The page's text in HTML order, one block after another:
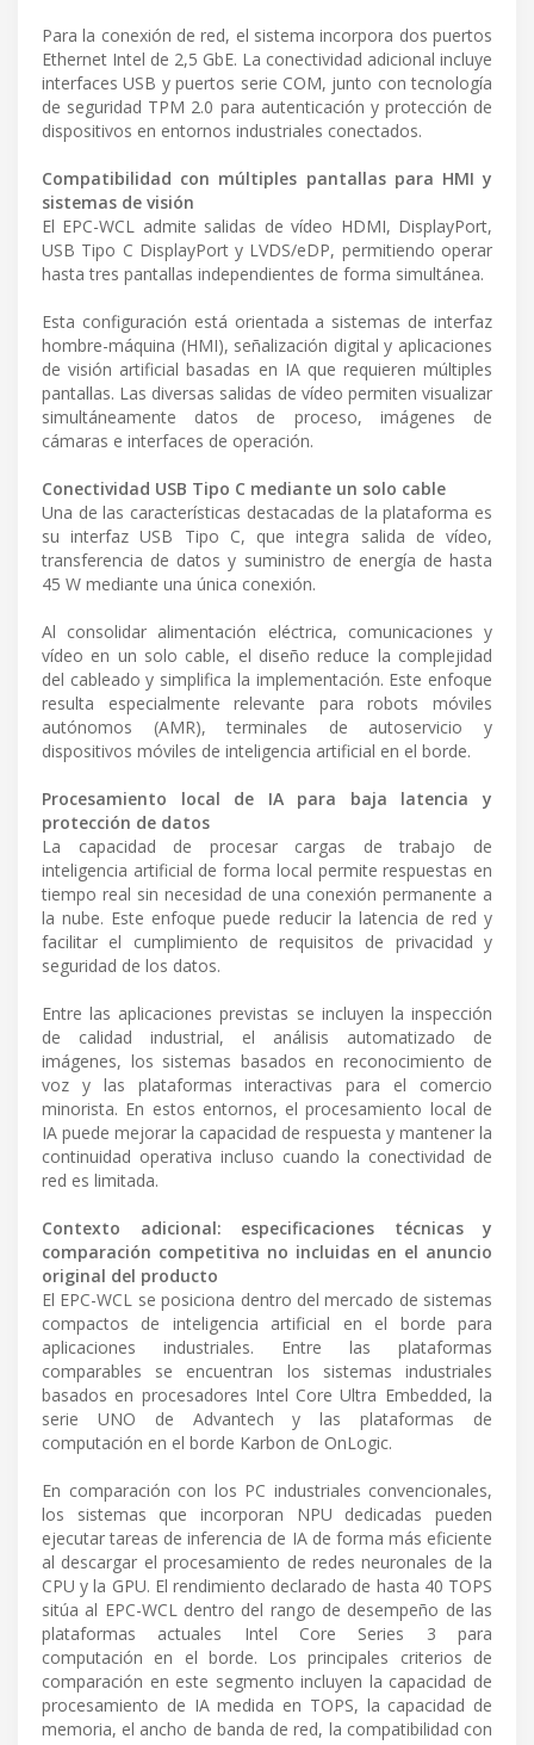
Para la conexión de red, el sistema incorpora dos puertos
Ethernet Intel de 2,5 GbE. La conectividad adicional incluye
interfaces USB y puertos serie COM, junto con tecnología
de seguridad TPM 2.0 para autenticación y protección de
dispositivos en entornos industriales conectados.
Compatibilidad con múltiples pantallas para HMI y
sistemas de visión
El EPC-WCL admite salidas de vídeo HDMI, DisplayPort,
USB Tipo C DisplayPort y LVDS/eDP, permitiendo operar
hasta tres pantallas independientes de forma simultánea.
Esta configuración está orientada a sistemas de interfaz
hombre-máquina (HMI), señalización digital y aplicaciones
de visión artificial basadas en IA que requieren múltiples
pantallas. Las diversas salidas de vídeo permiten visualizar
simultáneamente datos de proceso, imágenes de
cámaras e interfaces de operación.
Conectividad USB Tipo C mediante un solo cable
Una de las características destacadas de la plataforma es
su interfaz USB Tipo C, que integra salida de vídeo,
transferencia de datos y suministro de energía de hasta
45 W mediante una única conexión.
Al consolidar alimentación eléctrica, comunicaciones y
vídeo en un solo cable, el diseño reduce la complejidad
del cableado y simplifica la implementación. Este enfoque
resulta especialmente relevante para robots móviles
autónomos (AMR), terminales de autoservicio y
dispositivos móviles de inteligencia artificial en el borde.
Procesamiento local de IA para baja latencia y
protección de datos
La capacidad de procesar cargas de trabajo de
inteligencia artificial de forma local permite respuestas en
tiempo real sin necesidad de una conexión permanente a
la nube. Este enfoque puede reducir la latencia de red y
facilitar el cumplimiento de requisitos de privacidad y
seguridad de los datos.
Entre las aplicaciones previstas se incluyen la inspección
de calidad industrial, el análisis automatizado de
imágenes, los sistemas basados en reconocimiento de
voz y las plataformas interactivas para el comercio
minorista. En estos entornos, el procesamiento local de
IA puede mejorar la capacidad de respuesta y mantener la
continuidad operativa incluso cuando la conectividad de
red es limitada.
Contexto adicional: especificaciones técnicas y
comparación competitiva no incluidas en el anuncio
original del producto
El EPC-WCL se posiciona dentro del mercado de sistemas
compactos de inteligencia artificial en el borde para
aplicaciones industriales. Entre las plataformas
comparables se encuentran los sistemas industriales
basados en procesadores Intel Core Ultra Embedded, la
serie UNO de Advantech y las plataformas de
computación en el borde Karbon de OnLogic.
En comparación con los PC industriales convencionales,
los sistemas que incorporan NPU dedicadas pueden
ejecutar tareas de inferencia de IA de forma más eficiente
al descargar el procesamiento de redes neuronales de la
CPU y la GPU. El rendimiento declarado de hasta 40 TOPS
sitúa al EPC-WCL dentro del rango de desempeño de las
plataformas actuales Intel Core Series 3 para
computación en el borde. Los principales criterios de
comparación en este segmento incluyen la capacidad de
procesamiento de IA medida en TOPS, la capacidad de
memoria, el ancho de banda de red, la compatibilidad con